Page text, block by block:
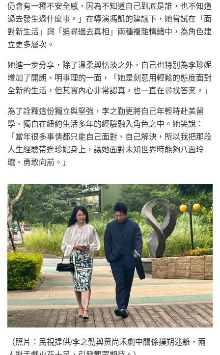
仍會有一種不安全感，因為不知道自己到底是誰，也不知道
過去發生過什麼事。」在導演馮凱的建議下，她嘗試在「面
對新生活」與「追尋過去真相」兩種複雜情緒中，為角色建
立更多層次。
她進一步分享，除了溫柔與恬淡之外，自己也特別為李珍妮
增加了開朗、明事理的一面，「她是刻意用輕鬆的態度面對
全新的生活，但其實內心非常認真，也一直在尋找答案。」
為了詮釋這份獨立與堅強，李之勤更將自己年輕時赴美留
學、獨自在紐約生活多年的經驗融入角色之中。她笑說：
「當年很多事情都只能自己面對、自己解決，所以我把那段
人生經驗帶進珍妮身上，讓她面對未知世界時能夠八面玲
瓏、勇敢向前。」
（照片：民視提供/李之勤與黃尚禾劇中關係撲朔迷離，兩